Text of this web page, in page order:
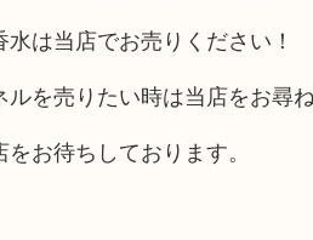
は当店でお売りください！
を売りたい時は当店をお尋
お待ちしております。